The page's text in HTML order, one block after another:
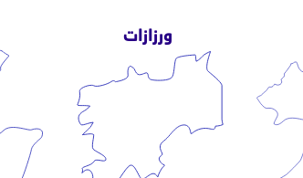
ورزازات